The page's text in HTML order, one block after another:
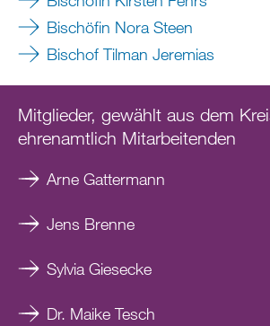
Bischöfin Nora Steen
Bischof Tilman Jeremias
Mitglieder, gewählt aus dem
ehrenamtlich Mitarbeitenden
Arne Gattermann
Jens Brenne
Sylvia Giesecke
Dr. Maike Tesch